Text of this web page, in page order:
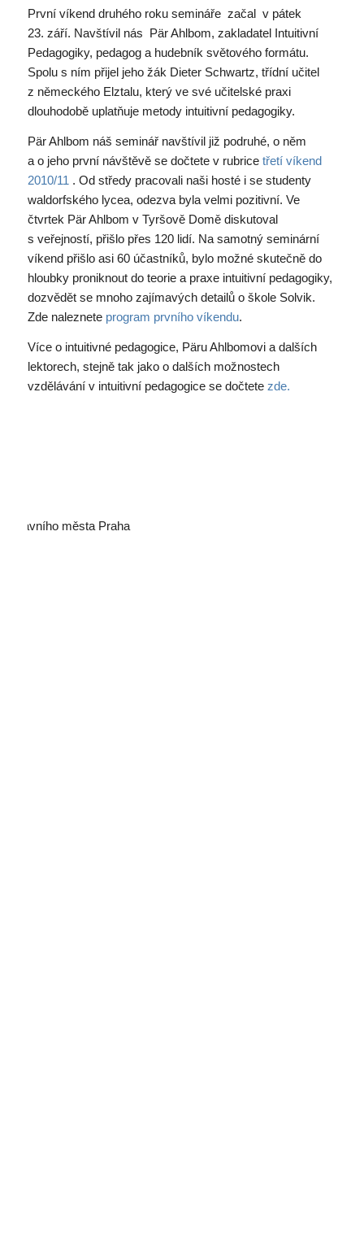
První víkend druhého roku semináře začal v pátek
23. září. Navštívil nás Pär Ahlbom, zakladatel Intuitivní
Pedagogiky, pedagog a hudebník světového formátu.
Spolu s ním přijel jeho žák Dieter Schwartz, třídní učitel
z německého Elztalu, který ve své učitelské praxi
dlouhodobě uplatňuje metody intuitivní pedagogiky.
Pär Ahlbom náš seminář navštívil již podruhé, o něm
a o jeho první návštěvě se dočtete v rubrice třetí víkend
2010/11 . Od středy pracovali naši hosté i se studenty
waldorfského lycea, odezva byla velmi pozitivní. Ve
čtvrtek Pär Ahlbom v Tyršově Domě diskutoval
s veřejností, přišlo přes 120 lidí. Na samotný seminární
víkend přišlo asi 60 účastníků, bylo možné skutečně do
hloubky proniknout do teorie a praxe intuitivní pedagogiky,
dozvědět se mnoho zajímavých detailů o škole Solvik.
Zde naleznete program prvního víkendu.
Více o intuitivné pedagogice, Päru Ahlbomovi a dalších
lektorech, stejně tak jako o dalších možnostech
vzdělávání v intuitivní pedagogice se dočtete zde.